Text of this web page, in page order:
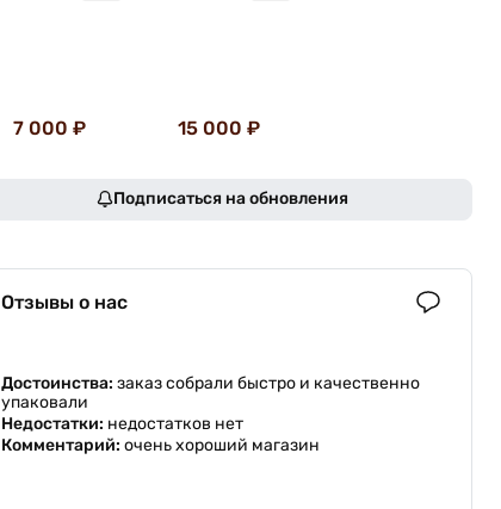
7 000 ₽ 15 000 ₽
Подписаться на обновления
Отзывы о нас
Достоинства: заказ собрали быстро и качественно
упаковали
Недостатки: недостатков нет
Комментарий: очень хороший магазин